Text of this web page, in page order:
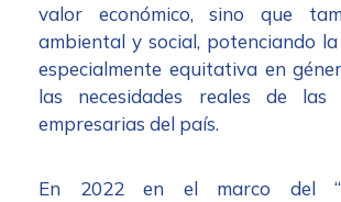
valor económico, sino que
ambiental y social, potenciando
especialmente equitativa en
las necesidades reales de las
empresarias del país.
En 2022 en el marco del